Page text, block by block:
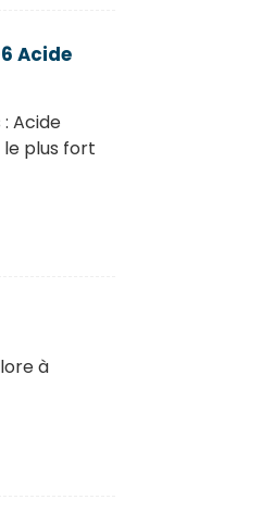
Acide
Acide
le plus fort
à